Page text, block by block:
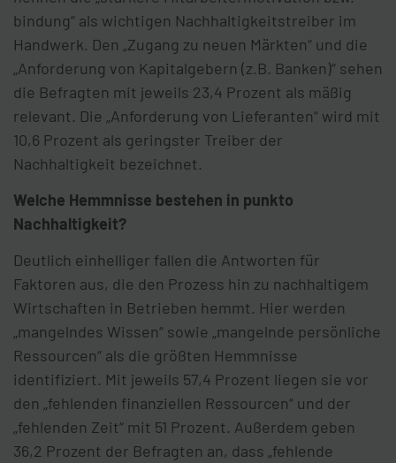
bindung“ als wichtigen Nachhaltigkeitstreiber im
Handwerk. Den „Zugang zu neuen Märkten“ und die
„Anforderung von Kapitalgebern (z.B. Banken)“ sehen
die Befragten mit jeweils 23,4 Prozent als mäßig
relevant. Die „Anforderung von Lieferanten“ wird mit
10,6 Prozent als geringster Treiber der
Nachhaltigkeit bezeichnet.
Welche Hemmnisse bestehen in punkto
Nachhaltigkeit?
Deutlich einhelliger fallen die Antworten für
Faktoren aus, die den Prozess hin zu nachhaltigem
Wirtschaften in Betrieben hemmt. Hier werden
„mangelndes Wissen“ sowie „mangelnde persönliche
Ressourcen“ als die größten Hemmnisse
identifiziert. Mit jeweils 57,4 Prozent liegen sie vor
den „fehlenden finanziellen Ressourcen“ und der
„fehlenden Zeit“ mit 51 Prozent. Außerdem geben
36,2 Prozent der Befragten an, dass „fehlende